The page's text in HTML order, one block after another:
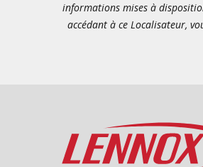
informations mises à
accédant à ce Localisateur,